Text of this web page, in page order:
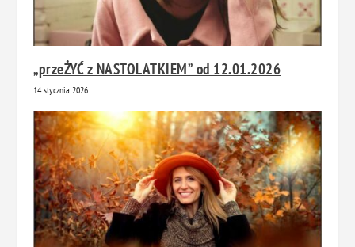
„przeŻYĆ z NASTOLATKIEM” od 12.01.2026
14 stycznia 2026